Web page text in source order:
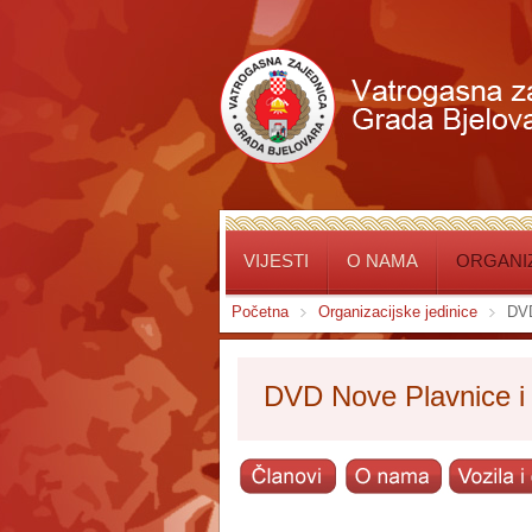
VIJESTI O NAMA
Početna Organizacijske jedinice
DVD Nove Plavnice